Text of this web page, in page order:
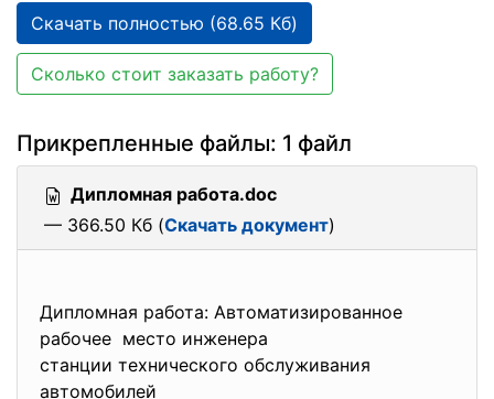
Скачать полностью (68.65 Кб)
Сколько стоит заказать работу?
Прикрепленные файлы: 1 файл
Дипломная работа.doc
— 366.50 Кб (Скачать документ)
Дипломная работа: Автоматизированное
рабочее место инженера
станции технического обслуживания
автомобилей